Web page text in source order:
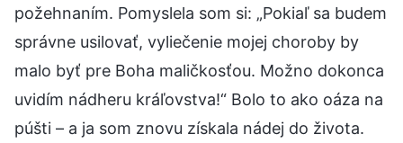
požehnaním. Pomyslela som si: „Pokiaľ sa budem
správne usilovať, vyliečenie mojej choroby by
malo byť pre Boha maličkosťou. Možno dokonca
uvidím nádheru kráľovstva!“ Bolo to ako oáza na
púšti – a ja som znovu získala nádej do života.